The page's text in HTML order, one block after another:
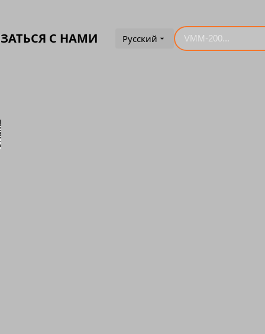
С НАМИ Русский